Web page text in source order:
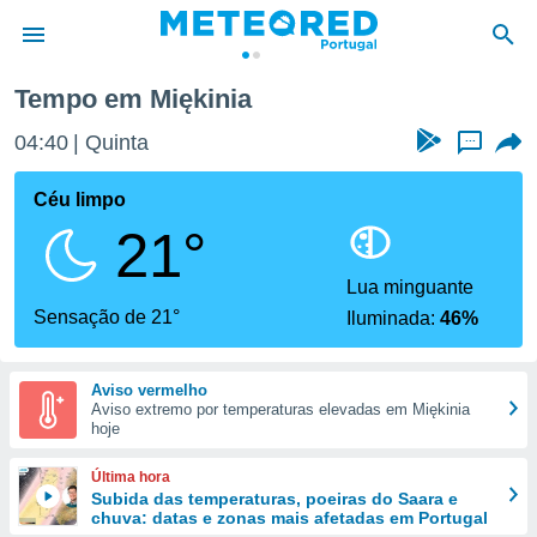
da
foi
fornecidas
a este
das
e
forma
digital
Tempo em Miękinia
04:40 Quinta ...
Céu limpo
21°
Sensação de 21°
Lua minguante
Iluminada:46%
Aviso vermelho
Aviso extremo por temperaturas elevadas em Miękinia
hoje
Última hora
Subida das temperaturas, poeiras do Saara e
chuva: datas e zonas mais afetadas em Portugal